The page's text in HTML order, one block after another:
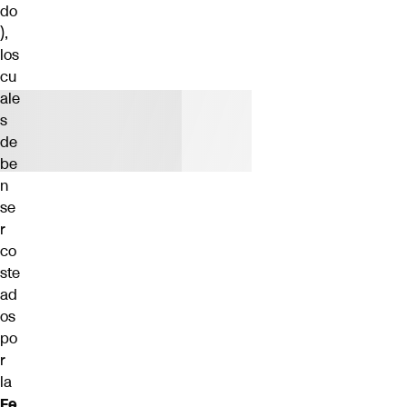
do
),
los
cu
ale
s
de
be
n
se
r
co
ste
ad
os
po
r
la